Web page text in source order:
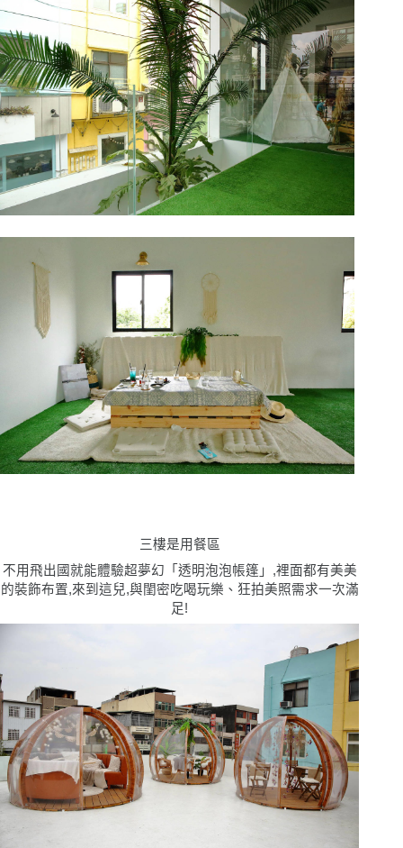
三樓是用餐區
不用飛出國就能體驗超夢幻「透明泡泡帳篷」,裡面都有美美
的裝飾布置,來到這兒,與閨密吃喝玩樂、狂拍美照需求一次滿
足!